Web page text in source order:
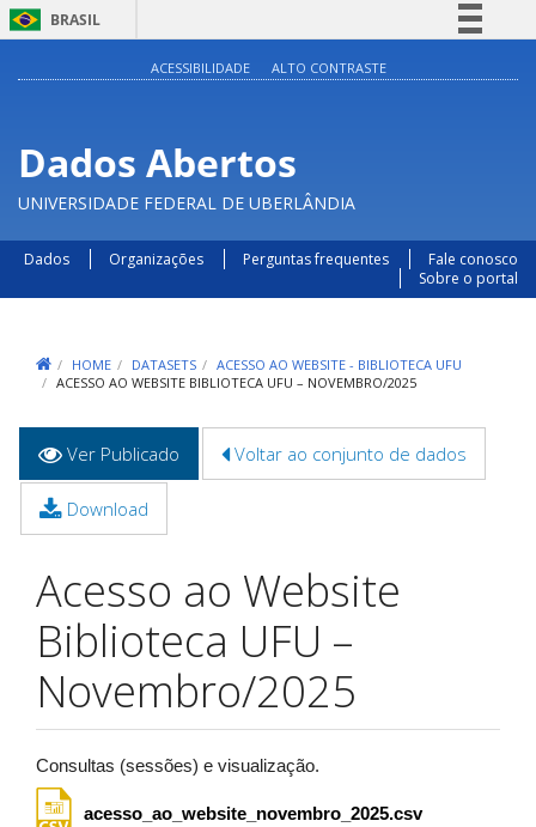
BRASIL
Legislação
Canais
ACESSIBILIDADE ALTO CONTRASTE
Dados Abertos
UNIVERSIDADE FEDERAL DE UBERLÂNDIA
Dados Organizações Perguntas frequentes
Fale conosco
Sobre o portal
HOME DATASETS
ACESSO AO WEBSITE - BIBLIOTECA UFU
ACESSO AO WEBSITE BIBLIOTECA UFU – NOVEMBRO/2025
primárias
Ver Publicado
ativa)
Voltar ao conjunto de dados
Download
Acesso ao Website
Biblioteca UFU –
Novembro/2025
Consultas (sessões) e visualização.
acesso_ao_website_novembro_2025.csv